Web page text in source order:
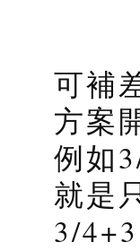
可補
方案
例如
就是
3/